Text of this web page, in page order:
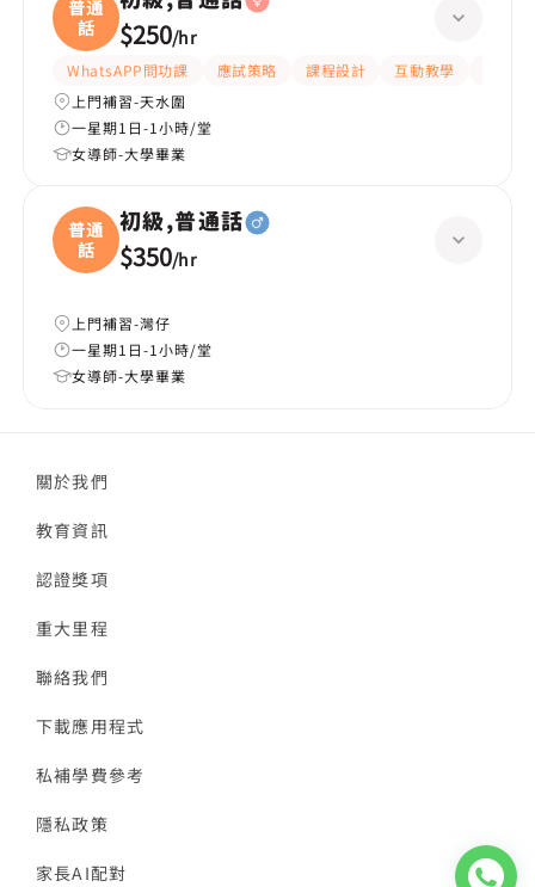
普通
話
$250/hr
WhatsAPP問功課 應試策略 課程設計 互動教學
上門補習-天水圍
一星期1日-1小時/堂
女導師-大學畢業
普通
話
初級,普通話
$350/hr
上門補習-灣仔
一星期1日-1小時/堂
女導師-大學畢業
關於我們
教育資訊
認證獎項
重大里程
聯絡我們
下載應用程式
私補學費參考
隱私政策
家長AI配對